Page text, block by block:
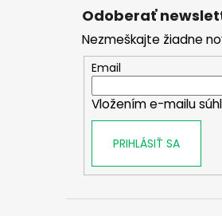
Odoberať
Nezmeškajte žiadne
Email
Vložením e-mailu
PRIHLÁSIŤ SA